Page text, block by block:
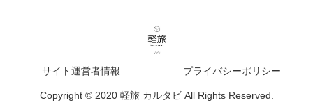
サイト運営者情報 プライバシーポリシー
Copyright © 2020 軽旅 カルタビ All Rights Reserved.